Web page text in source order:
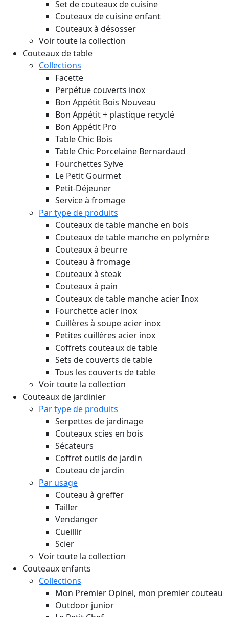
Set de couteaux de cuisine
Couteaux de cuisine enfant
Couteaux à désosser
Voir toute la collection
Couteaux de table
Collections
Facette
Perpétue couverts inox
Bon Appétit Bois Nouveau
Bon Appétit + plastique recyclé
Bon Appétit Pro
Table Chic Bois
Table Chic Porcelaine Bernardaud
Fourchettes Sylve
Le Petit Gourmet
Petit-Déjeuner
Service à fromage
Par type de produits
Couteaux de table manche en bois
Couteaux de table manche en polymère
Couteaux à beurre
Couteau à fromage
Couteaux à steak
Couteaux à pain
Couteaux de table manche acier Inox
Fourchette acier inox
Cuillères à soupe acier inox
Petites cuillères acier inox
Coffrets couteaux de table
Sets de couverts de table
Tous les couverts de table
Voir toute la collection
Couteaux de jardinier
Par type de produits
Serpettes de jardinage
Couteaux scies en bois
Sécateurs
Coffret outils de jardin
Couteau de jardin
Par usage
Couteau à greffer
Tailler
Vendanger
Cueillir
Scier
Voir toute la collection
Couteaux enfants
Collections
Mon Premier Opinel, mon premier couteau
Outdoor junior